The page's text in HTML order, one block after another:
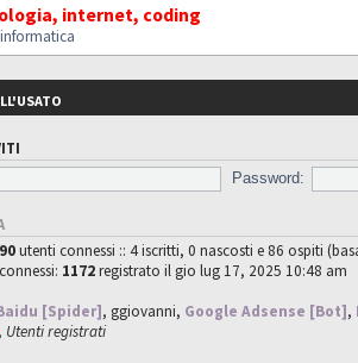
internet, coding
Password:
90utenti connessi :: 4 iscritti, 0 nascosti e 86 ospiti
1172registrato il gio lug 17, 2025 10:48 am
[Spider],ggiovanni, Google Adsense [Bot],
, Utenti registrati